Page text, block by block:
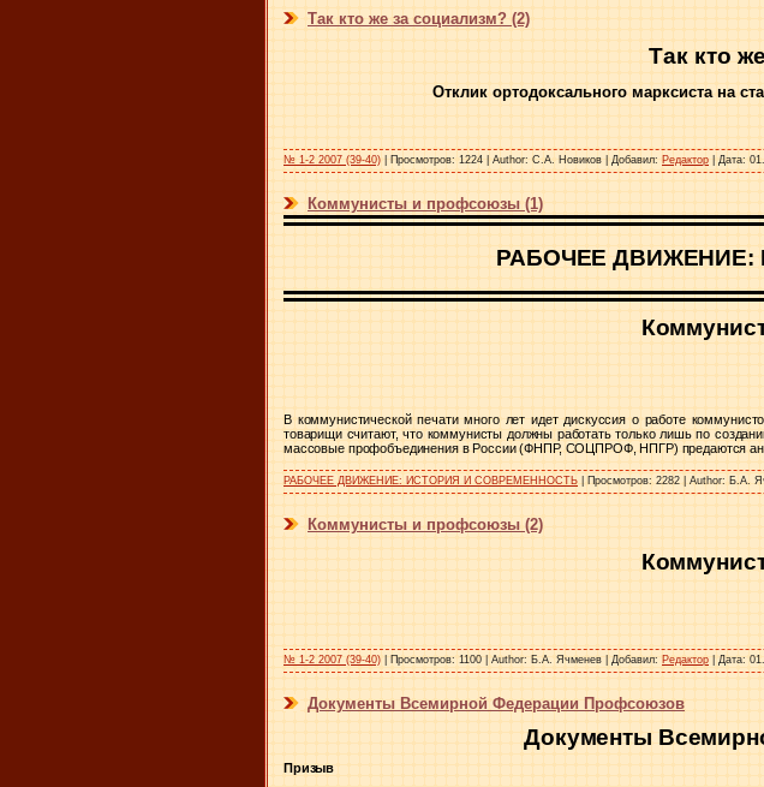
Так кто же за социализм? (2)
Так кто
Отклик ортодоксального марксиста на
№ 1-2 2007 (39-40) Просмотров: 1224 Author: С.А. Новиков Добавил: Редактор Дата:
Коммунисты и профсоюзы (1)
РАБОЧЕЕ
В коммунистической печати много лет идет дискуссия о работе
товарищи считают, что коммунисты должны работать только лишь по
массовые профобъединения в России (ФНПР, СОЦПРОФ, НПГР) предаются
РАБОЧЕЕ ДВИЖЕНИЕ: ИСТОРИЯ И СОВРЕМЕННОСТЬ Просмотров: 2282 Author: Б.А.
Коммунисты и профсоюзы (2)
№ 1-2 2007 (39-40) Просмотров: 1100 Author: Б.А. Ячменев Добавил: Редактор Дата:
Документы Всемирной Федерации Профсоюзов
Документы
Призыв